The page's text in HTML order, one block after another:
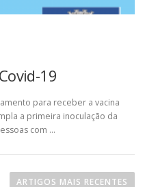
19
para receber a vacina
a primeira inoculação da
com …
ARTIGOS MAIS RECENTES